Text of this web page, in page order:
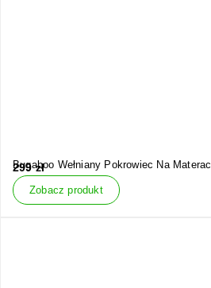
Bugaboo Wełniany Pokrowiec Na Materac
299zł
Zobacz produkt